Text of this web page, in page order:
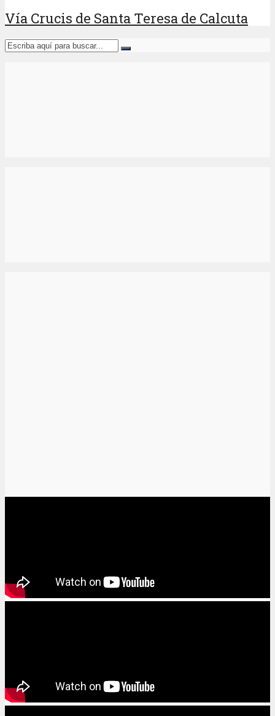
Vía Crucis de Santa Teresa de Calcuta